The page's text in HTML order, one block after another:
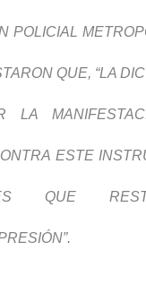
POLICIAL
QUE, “LA
LA
ESTE
QUE